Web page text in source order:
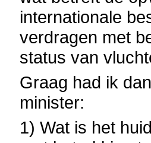
internationale
verdragen met
status van
Graag had ik
minister:
1) Wat is het